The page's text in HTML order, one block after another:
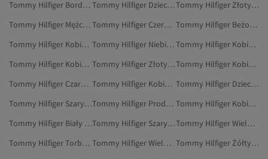
Tommy Hilfiger Bordowy Odzież Domowa
Tommy Hilfiger Dzieci Odzież Sportowa
Tommy Hilfiger Złoty Marynarki I Kamizelki
Tommy Hilfiger Mężczyźni Odzież Domowa
Tommy Hilfiger Czerwony Odzież
Tommy Hilfiger Beżowy Odzież Outdoorowa
Tommy Hilfiger Kobiety Buty Na Koturnie
Tommy Hilfiger Niebieski Odzież Sportowa
Tommy Hilfiger Kobiety Mokasyny
Tommy Hilfiger Kobiety Torby Listonoszki
Tommy Hilfiger Złoty Marynarki
Tommy Hilfiger Kobiety Marynarki I Kamizelki
Tommy Hilfiger Czarny Odzież
Tommy Hilfiger Kobiety Etui Na Karty
Tommy Hilfiger Dzieci Marynarki I Kamizelki
Tommy Hilfiger Szary Marynarki I Kamizelki
Tommy Hilfiger Produkty Do Golenia
Tommy Hilfiger Kobiety Szpilki
Tommy Hilfiger Biały Odzież Plażowa
Tommy Hilfiger Szary Spodnie Dresowe
Tommy Hilfiger Wielokolorowy Odzież Sportowa
Tommy Hilfiger Torby Na Siłownię
Tommy Hilfiger Wielokolorowy Mokasyny
Tommy Hilfiger Żółty Marynarki I Kamizelki